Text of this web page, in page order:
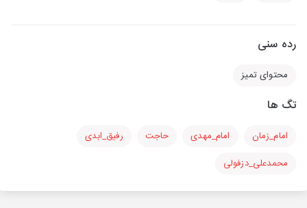
رده سنی
محتوای تمیز
تگ ها
امام_زمان امام_مهدی حاجت
رفیق_ابدی
محمدعلی_دزفولی